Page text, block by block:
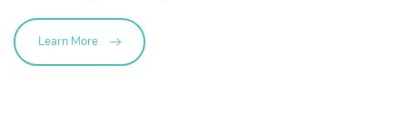
Learn More